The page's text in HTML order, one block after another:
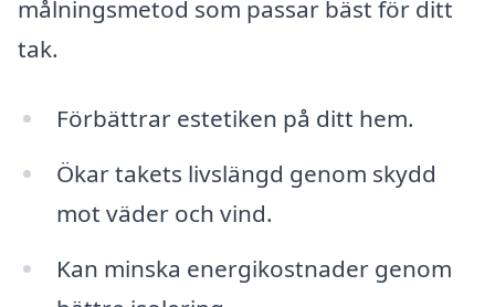
målningsmetod som passar bäst för ditt
tak.
Förbättrar estetiken på ditt hem.
Ökar takets livslängd genom skydd
mot väder och vind.
Kan minska energikostnader genom